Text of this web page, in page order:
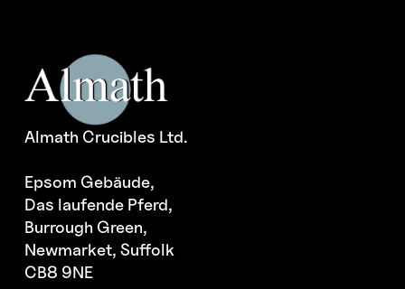
werden
Almath Crucibles Ltd.
Epsom Gebäude,
Das laufende Pferd,
Burrough Green,
Newmarket, Suffolk
CB8 9NE